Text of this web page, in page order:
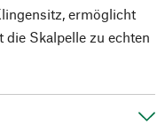
ermöglicht
Skalpelle zu echten